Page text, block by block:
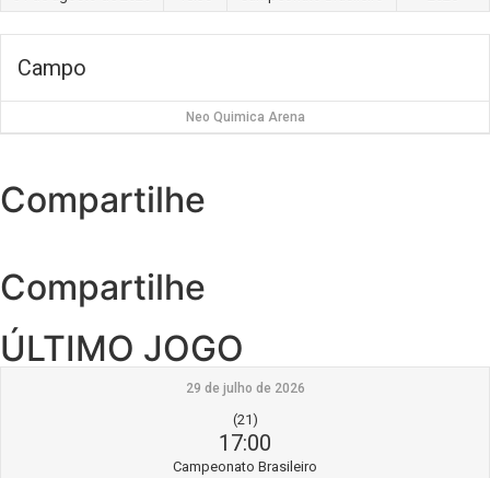
Campo
Neo Quimica Arena
Compartilhe
Compartilhe
ÚLTIMO JOGO
29 de julho de 2026
(21)
17:00
Campeonato Brasileiro